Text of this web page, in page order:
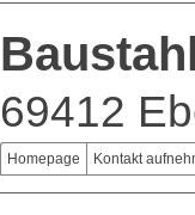
69412
Homepage Kontakt